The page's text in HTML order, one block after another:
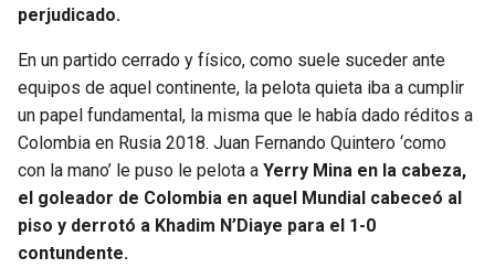
perjudicado.
En un partido cerrado y físico, como suele suceder ante
equipos de aquel continente, la pelota quieta iba a cumplir
un papel fundamental, la misma que le había dado réditos a
Colombia en Rusia 2018. Juan Fernando Quintero ‘como
con la mano’ le puso le pelota a Yerry Mina en la cabeza,
el goleador de Colombia en aquel Mundial cabeceó al
piso y derrotó a Khadim N’Diaye para el 1-0
contundente.